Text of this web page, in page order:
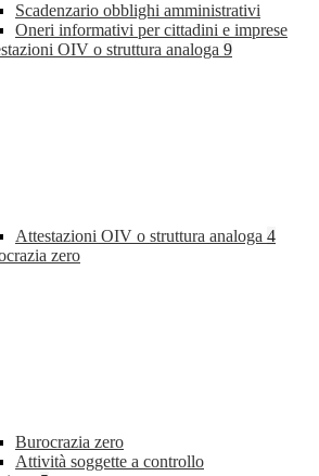
Scadenzario obblighi amministrativi
Oneri informativi per cittadini e imprese
OIV o struttura analoga 9
Attestazioni OIV o struttura analoga 4
zero
Burocrazia zero
Attività soggette a controllo